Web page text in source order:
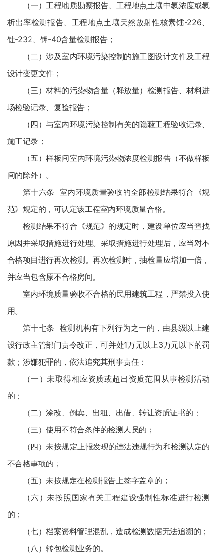
（一）工程地质勘察报告、工程地点土壤中氡浓度或氡
析出率检测报告、工程地点土壤天然放射性核素镭-226、
钍-232、钾-40含量检测报告；
（二）涉及室内环境污染控制的施工图设计文件及工程
设计变更文件；
（三）材料的污染物含量（释放量）检测报告、材料进
场检验记录、复验报告；
（四）与室内环境污染控制有关的隐蔽工程验收记录、
施工记录；
（五）样板间室内环境污染物浓度检测报告（不做样板
间的除外）。
第十六条 室内环境质量验收的全部检测结果符合《规
范》规定的，可认定该工程室内环境质量合格。
检测结果不符合《规范》的规定时，建设单位应当查找
原因并采取措施进行处理。采取措施进行处理后，应当对不
合格项目进行再次检测。再次检测时，抽检量应增加一倍，
并应当包含原不合格房间。
室内环境质量验收不合格的民用建筑工程，严禁投入使
用。
第十七条 检测机构有下列行为之一的，由县级以上建
设行政主管部门责令改正，可并处1万元以上3万元以下的罚
款；涉嫌犯罪的，依法追究其刑事责任：
（一）未取得相应资质或超出资质范围从事检测活动
的；
（二）涂改、倒卖、出租、出借、转让资质证书的；
（三）使用不符合条件的检测人员的；
（四）未按规定上报发现的违法违规行为和检测认定的
不合格事项的；
（五）未按规定在检测报告上签字盖章的；
（六）未按照国家有关工程建设强制性标准进行检测
的；
（七）档案资料管理混乱，造成检测数据无法追溯的；
（八）转包检测业务的。